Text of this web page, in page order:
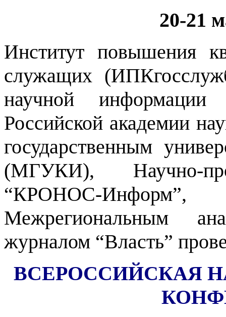
20-21
Институт повышения
служащих
научной
Российской академии
государственным
(МГУКИ), Научно-
“КРОНОС-Информ”,
Межрегиональным
журналом “Власть”
ВСЕРОССИЙСКАЯ